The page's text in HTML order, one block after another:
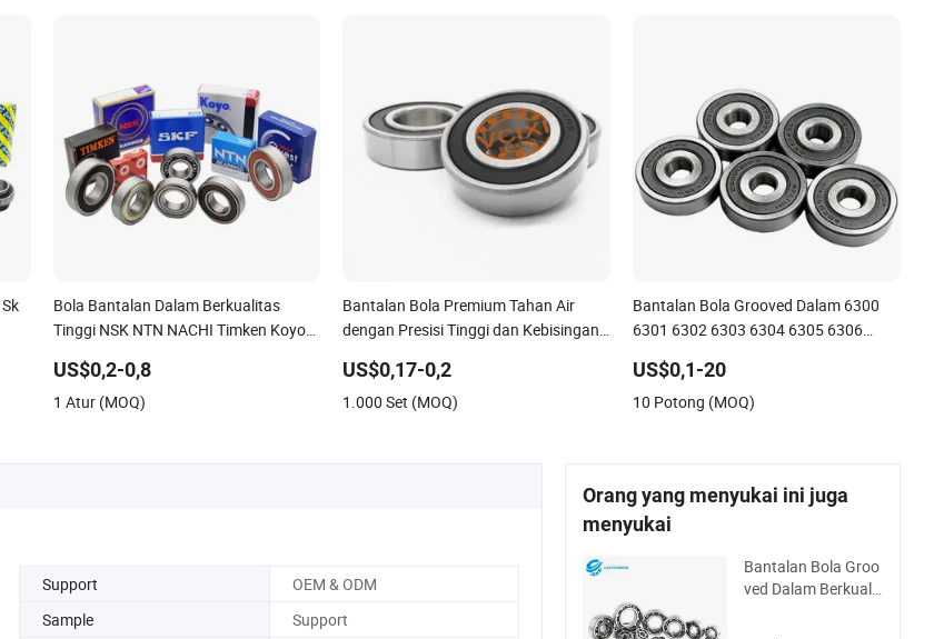
Bola Bantalan Dalam Berkualitas
Tinggi NSK NTN NACHI Timken Koyo
2RS C3 untuk Suku Cadang Otomotif
Mesin Pertanian
US$0,2-0,8
1 Atur (MOQ)
Bantalan Bola Premium Tahan Air
dengan Presisi Tinggi dan Kebisingan
US$0,17-0,2
1.000 Set (MOQ)
Bantalan Bola Grooved Dalam 6300
6301 6302 6303 6304 6305 6306
US$0,1-20
10 Potong (MOQ)
Support
OEM & ODM
Sample
Support
Orang yang menyukai ini juga
menyukai
Bantalan Bola Groo
ved Dalam Berkualit